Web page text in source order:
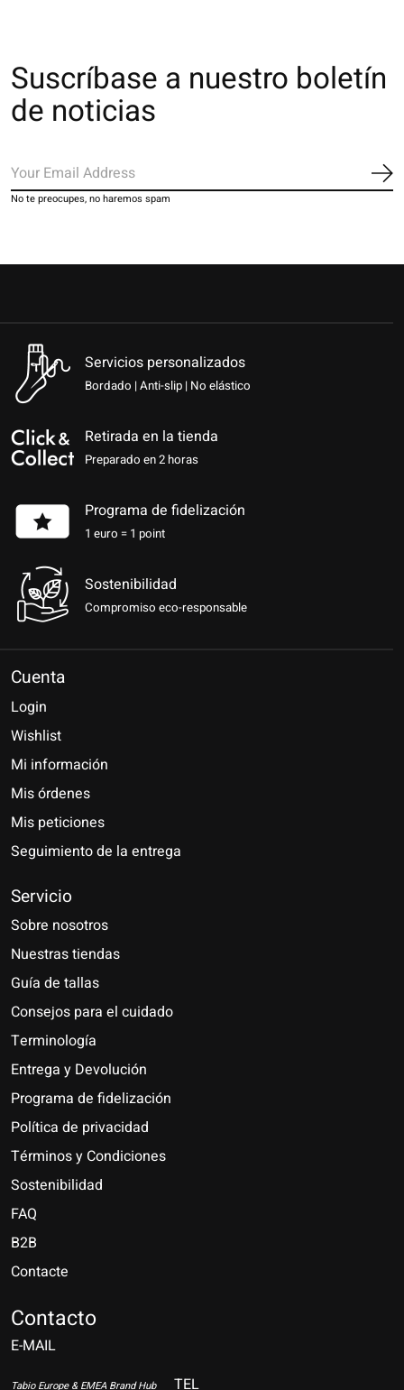
Suscríbase a nuestro boletín
de noticias
No te preocupes, no haremos spam
Servicios personalizados
Bordado | Anti-slip | No elástico
Retirada en la tienda
Preparado en 2 horas
Programa de fidelización
1 euro = 1 point
Sostenibilidad
Compromiso eco-responsable
Cuenta
Login
Wishlist
Mi información
Mis órdenes
Mis peticiones
Seguimiento de la entrega
Servicio
Sobre nosotros
Nuestras tiendas
Guía de tallas
Consejos para el cuidado
Terminología
Entrega y Devolución
Programa de fidelización
Política de privacidad
Términos y Condiciones
Sostenibilidad
FAQ
B2B
Contacte
Contacto
E-MAIL
Tabio Europe & EMEA Brand Hub TEL